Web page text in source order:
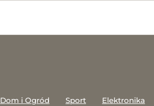
Dom i Ogród Sport Elektronika